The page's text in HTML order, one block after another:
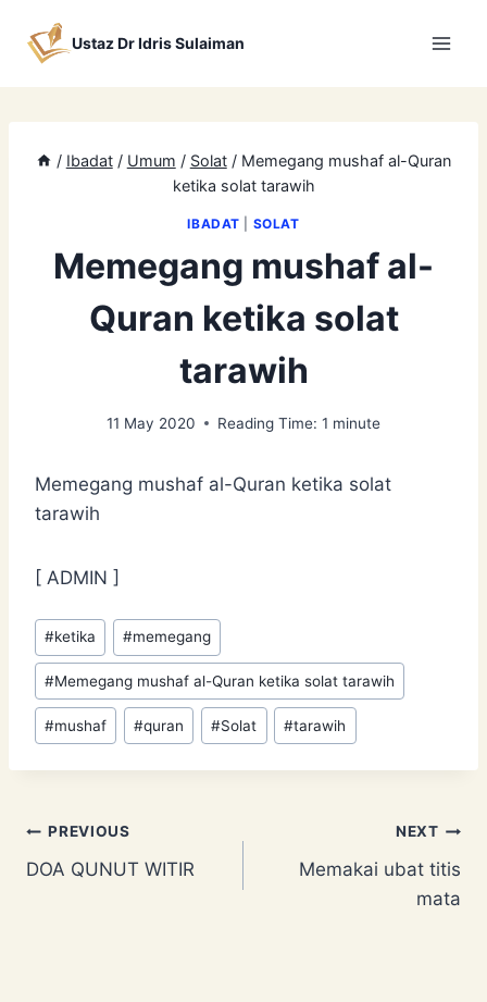
Ustaz Dr Idris Sulaiman
/ Ibadat / Umum / Solat / Memegang mushaf al-Quran
ketika solat tarawih
IBADAT SOLAT
Memegang mushaf al-
Quran ketika solat
tarawih
11 May 2020 Reading Time: 1 minute
Memegang mushaf al-Quran ketika solat
tarawih
[ ADMIN ]
Post
Tags:
#ketika #memegang
#Memegang mushaf al-Quran ketika solat tarawih
#mushaf #quran #Solat #tarawih
Post
navigation
PREVIOUS
DOA QUNUT WITIR
NEXT
Memakai ubat titis
mata